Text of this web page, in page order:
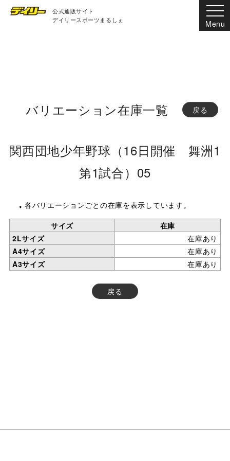
公式通販サイト
デイリースポーツまるしぇ
バリエーション在庫一覧 戻る
関西団地少年野球（16日開催 舞洲1
第1試合）05
各バリエーションごとの在庫を表示しています。
サイズ
在庫
2Lサイズ
在庫あり
A4サイズ
在庫あり
A3サイズ
在庫あり
戻る